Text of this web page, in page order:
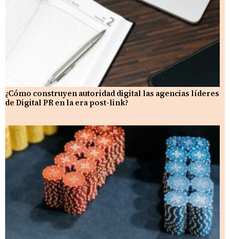
¿Cómo construyen autoridad digital las agencias líderes
de Digital PR en la era post-link?